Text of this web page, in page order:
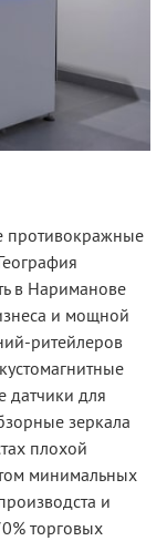
противокражные
в Нариманове
и мощной
ритейлеров
датчики для
зеркала
плохой
минимальных
и
торговых